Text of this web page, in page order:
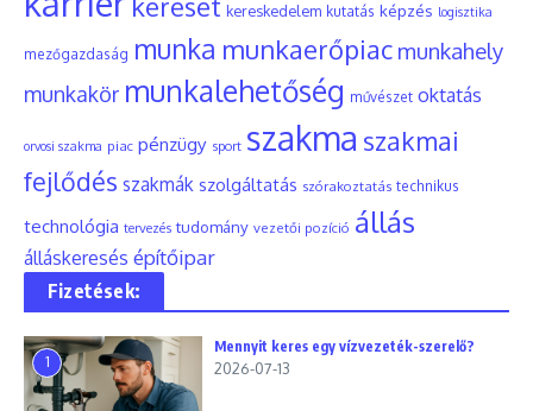
kereskedelem kutatás képzés logisztika
mezőgazdaság munka munkaerőpiac munkahely
munkakör munkalehetőség művészet oktatás
orvosi szakma piac pénzügy sport szakma szakmai
fejlődés szakmák szolgáltatás szórakoztatás technikus
technológia tervezés tudomány vezetői pozíció állás
álláskeresés építőipar
Fizetések:
1
Mennyit keres egy vízvezeték-szerelő?
2026-07-13